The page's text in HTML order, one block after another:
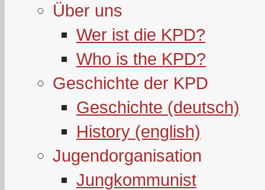
Über uns
Wer ist die KPD?
Who is the KPD?
Geschichte der KPD
Geschichte (deutsch)
History (english)
Jugendorganisation
Jungkommunist